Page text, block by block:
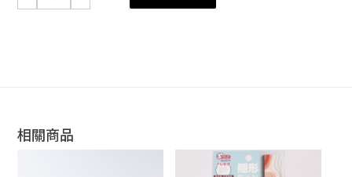
相關商品